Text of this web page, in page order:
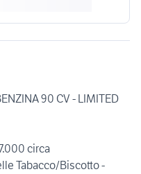
90 CV - LIMITED
circa
Tabacco/Biscotto -